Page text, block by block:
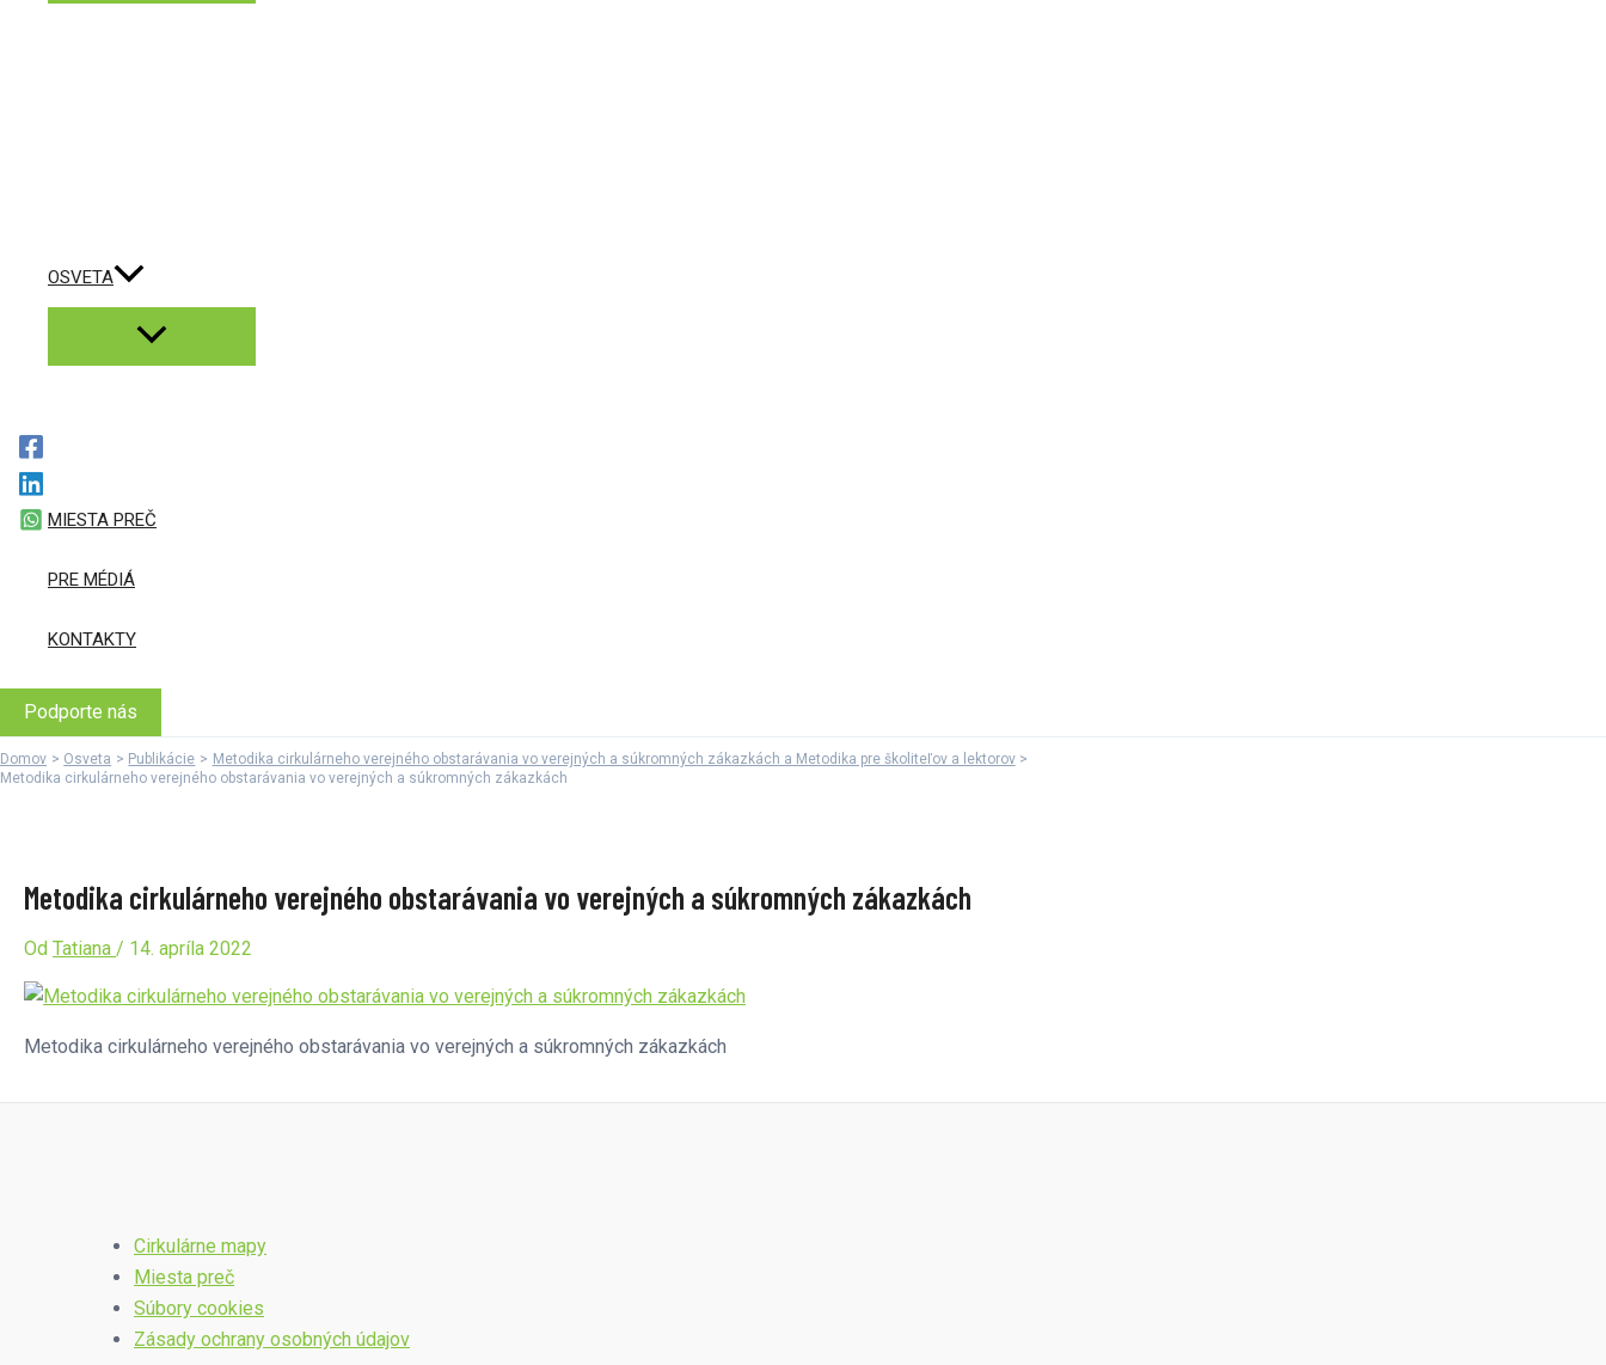
OSVETA
MIESTA PREČ
PRE MÉDIÁ
KONTAKTY
Podporte nás
Domov Osveta Publikácie
Metodika cirkulárneho verejného obstarávania vo verejných a súkromných zákazkách a Metodika pre školiteľov a lektorov
Metodika cirkulárneho verejného obstarávania vo verejných a súkromných zákazkách
Metodika cirkulárneho verejného obstarávania vo verejných a súkromných zákazkách
Od Tatiana / 14. apríla 2022
Metodika cirkulárneho verejného obstarávania vo verejných a súkromných zákazkách
Cirkulárne mapy
Miesta preč
Súbory cookies
Zásady ochrany osobných údajov